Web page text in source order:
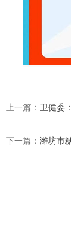
上一篇： 卫健委
下一篇： 潍坊市